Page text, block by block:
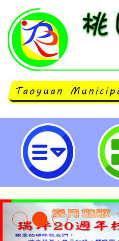
「112學年度精
品質整體推動計
訓研習」-桃園市